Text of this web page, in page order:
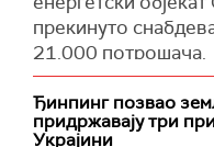
доказ да руска
људством.
У Сеулу,
је Пјонгјанг послао
се очекује да ће
прекинуто
21.000 потрошача.
Додаје се да су
поврате струју на
преноси Укринформ.
Ђинпинг позвао
придржавају три
Украјини